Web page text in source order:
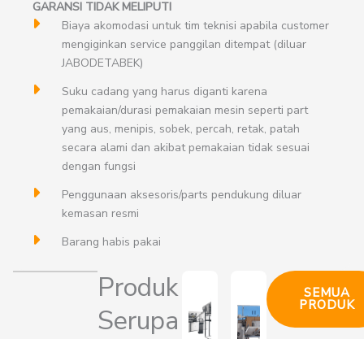
GARANSI TIDAK MELIPUTI
Biaya akomodasi untuk tim teknisi apabila customer
mengiginkan service panggilan ditempat (diluar
JABODETABEK)
Suku cadang yang harus diganti karena
pemakaian/durasi pemakaian mesin seperti part
yang aus, menipis, sobek, percah, retak, patah
secara alami dan akibat pemakaian tidak sesuai
dengan fungsi
Penggunaan aksesoris/parts pendukung diluar
kemasan resmi
Barang habis pakai
Produk
Serupa
SEMUA
PRODUK